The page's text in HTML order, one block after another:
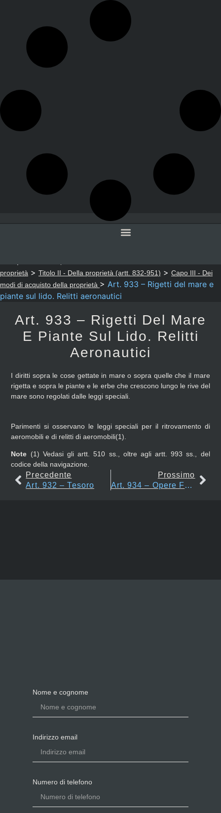
proprietà > Titolo II - Della proprietà (artt. 832-951) > Capo III - Dei
modi di acquisto della proprietà > Art. 933 – Rigetti del mare e
piante sul lido. Relitti aeronautici
Art. 933 – Rigetti Del Mare
E Piante Sul Lido. Relitti
Aeronautici
I diritti sopra le cose gettate in mare o sopra quelle che il mare
rigetta e sopra le piante e le erbe che crescono lungo le rive del
mare sono regolati dalle leggi speciali.
Parimenti si osservano le leggi speciali per il ritrovamento di
aeromobili e di relitti di aeromobili(1).
Note (1) Vedasi gli artt. 510 ss., oltre agli artt. 993 ss., del
codice della navigazione.
Precedente
Art. 932 – Tesoro
Prossimo
Art. 934 – Opere Fatte Sopra O Sotto Il Suolo
Nome e cognome
Indirizzo email
Numero di telefono